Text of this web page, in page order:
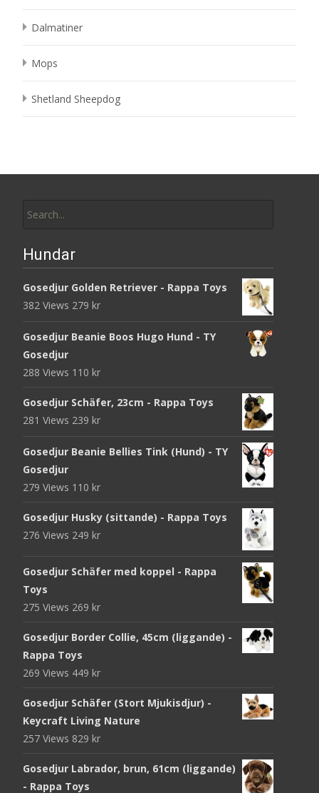
Dalmatiner
Mops
Shetland Sheepdog
for:
Hundar
Gosedjur Golden Retriever - Rappa Toys
382 Views 279 kr
Gosedjur Beanie Boos Hugo Hund - TY
Gosedjur
288 Views 110 kr
Gosedjur Schäfer, 23cm - Rappa Toys
281 Views 239 kr
Gosedjur Beanie Bellies Tink (Hund) - TY
Gosedjur
279 Views 110 kr
Gosedjur Husky (sittande) - Rappa Toys
276 Views 249 kr
Gosedjur Schäfer med koppel - Rappa
Toys
275 Views 269 kr
Gosedjur Border Collie, 45cm (liggande) -
Rappa Toys
269 Views 449 kr
Gosedjur Schäfer (Stort Mjukisdjur) -
Keycraft Living Nature
257 Views 829 kr
Gosedjur Labrador, brun, 61cm (liggande)
- Rappa Toys